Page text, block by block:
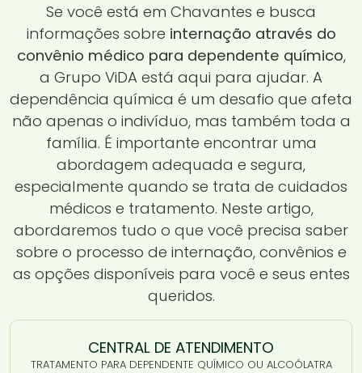
Se você está em Chavantes e busca
informações sobre internação através do
convênio médico para dependente químico,
a Grupo ViDA está aqui para ajudar. A
dependência química é um desafio que afeta
não apenas o indivíduo, mas também toda a
família. É importante encontrar uma
abordagem adequada e segura,
especialmente quando se trata de cuidados
médicos e tratamento. Neste artigo,
abordaremos tudo o que você precisa saber
sobre o processo de internação, convênios e
as opções disponíveis para você e seus entes
queridos.
CENTRAL DE ATENDIMENTO
TRATAMENTO PARA DEPENDENTE QUÍMICO OU ALCOÓLATRA